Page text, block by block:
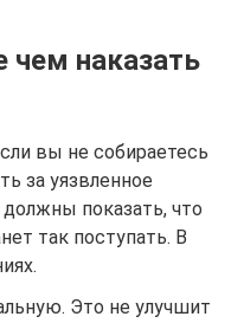
наказать
вы не собираетесь
за уязвленное
показать, что
так поступать. В
Это не улучшит